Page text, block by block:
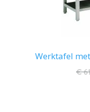
Werktafel
€